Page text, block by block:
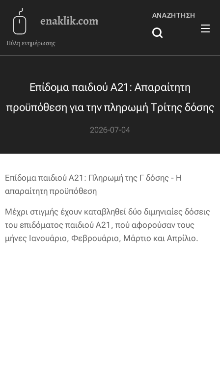
enaklik.com
Πύλη ενημέρωσης
ΑΝΑΖΉΤΗΣΗ
Επίδομα παιδιού Α21: Απαραίτητη
προϋπόθεση για την πληρωμή Τρίτης δόσης
2026-07-04
Επίδομα παιδιού Α21: Πληρωμή της Γ δόσης - Η
απαραίτητη προϋπόθεση
Μέχρι στιγμής έχουν καταβληθεί δύο διμηνιαίες δόσεις
του επιδόματος παιδιού Α21, πού αφορούσαν τους
μήνες Ιανουάριο, Φεβρουάριο, Μάρτιο και Απρίλιο.